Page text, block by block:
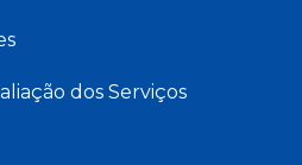
dos Serviços